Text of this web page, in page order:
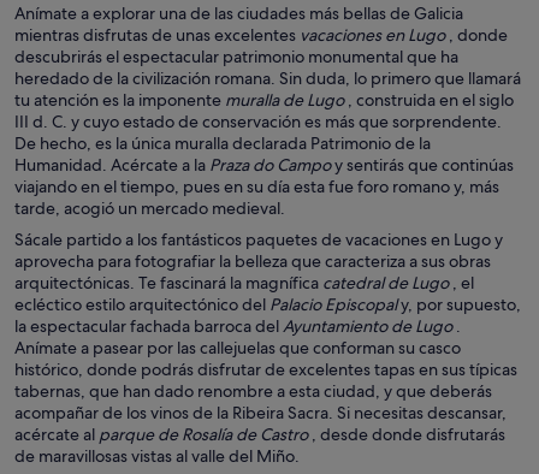
Anímate a explorar una de las ciudades más bellas de Galicia
mientras disfrutas de unas excelentes vacaciones en Lugo, donde
descubrirás el espectacular patrimonio monumental que ha
heredado de la civilización romana. Sin duda, lo primero que llamará
tu atención es la imponente muralla de Lugo, construida en el siglo
III d. C. y cuyo estado de conservación es más que sorprendente.
De hecho, es la única muralla declarada Patrimonio de la
Humanidad. Acércate a la Praza do Campoy sentirás que continúas
viajando en el tiempo, pues en su día esta fue foro romano y, más
tarde, acogió un mercado medieval.
Sácale partido a los fantásticos paquetes de vacaciones en Lugo y
aprovecha para fotografiar la belleza que caracteriza a sus obras
arquitectónicas. Te fascinará la magnífica catedral de Lugo, el
ecléctico estilo arquitectónico del Palacio Episcopaly, por supuesto,
la espectacular fachada barroca del Ayuntamiento de Lugo.
Anímate a pasear por las callejuelas que conforman su casco
histórico, donde podrás disfrutar de excelentes tapas en sus típicas
tabernas, que han dado renombre a esta ciudad, y que deberás
acompañar de los vinos de la Ribeira Sacra. Si necesitas descansar,
acércate al parque de Rosalía de Castro, desde donde disfrutarás
de maravillosas vistas al valle del Miño.